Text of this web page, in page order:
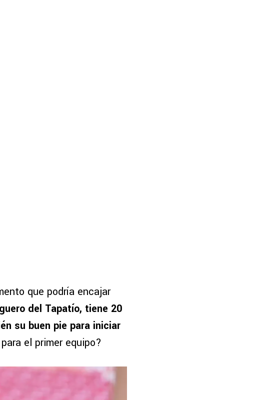
que podría encajar
del Tapatío, tiene 20
su buen pie para iniciar
el primer equipo?